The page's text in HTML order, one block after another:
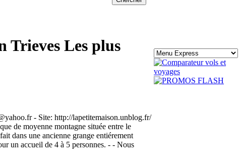
Trieves Les plus
- Site: http://lapetitemaison.unblog.fr/
de moyenne montagne située entre le
dans une ancienne grange entiérement
un accueil de 4 à 5 personnes. - - Nous